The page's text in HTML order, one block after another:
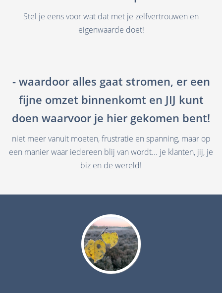
Stel je eens voor wat dat met je zelfvertrouwen en
eigenwaarde doet!
- waardoor alles gaat stromen, er een
fijne omzet binnenkomt en JIJ kunt
doen waarvoor je hier gekomen bent!
niet meer vanuit moeten, frustratie en spanning, maar op
een manier waar iedereen blij van wordt... je klanten, jij, je
biz en de wereld!